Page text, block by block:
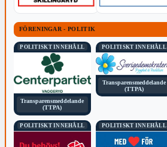
FÖRENINGAR - POLITIK
POLITISKT INNEHÅLL
Transparensmeddelande
(TTPA)
POLITISKT INNEHÅLL
Transparensmeddelande
(TTPA)
POLITISKT INNEHÅLL POLITISKT INNEHÅLL